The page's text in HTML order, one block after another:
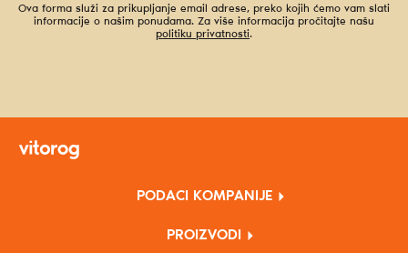
Ova forma služi za prikupljanje email adrese, preko kojih ćemo vam slati
informacije o našim ponudama. Za više informacija pročitajte našu
politiku privatnosti.
PODACI KOMPANIJE
PROIZVODI